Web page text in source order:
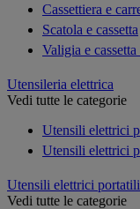
Cassettiera e
Scatola e cassetta
Valigia e
Utensileria elettrica
Vedi tutte le categorie
Utensili elettrici
Utensili elettrici
Utensili elettrici
Vedi tutte le categorie